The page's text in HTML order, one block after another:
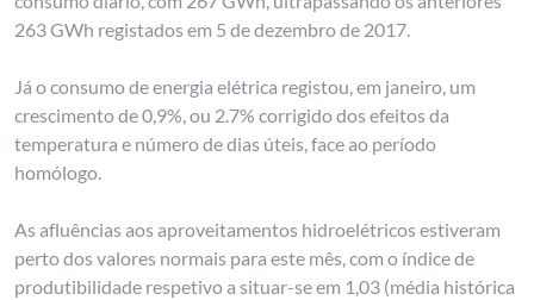
263 GWh registados em 5 de dezembro de 2017.
Já o consumo de energia elétrica registou, em janeiro, um
crescimento de 0,9%, ou 2.7% corrigido dos efeitos da
temperatura e número de dias úteis, face ao período
homólogo.
As afluências aos aproveitamentos hidroelétricos estiveram
perto dos valores normais para este mês, com o índice de
produtibilidade respetivo a situar-se em 1,03 (média histórica